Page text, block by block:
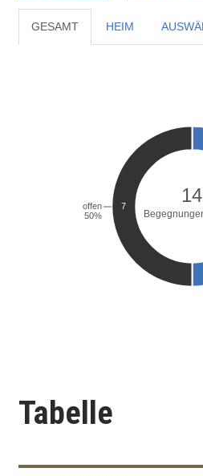
GESAMT HEIM
Tabelle